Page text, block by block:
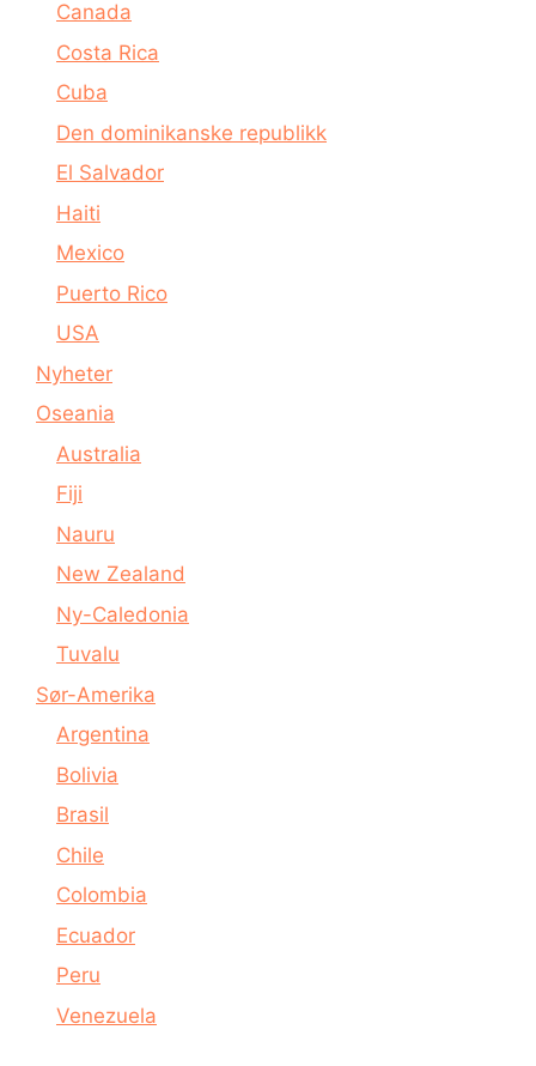
Canada
Costa Rica
Cuba
Den dominikanske republikk
El Salvador
Haiti
Mexico
Puerto Rico
USA
Nyheter
Oseania
Australia
Fiji
Nauru
New Zealand
Ny-Caledonia
Tuvalu
Sør-Amerika
Argentina
Bolivia
Brasil
Chile
Colombia
Ecuador
Peru
Venezuela